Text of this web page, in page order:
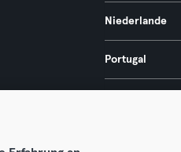
Niederlande
Portugal